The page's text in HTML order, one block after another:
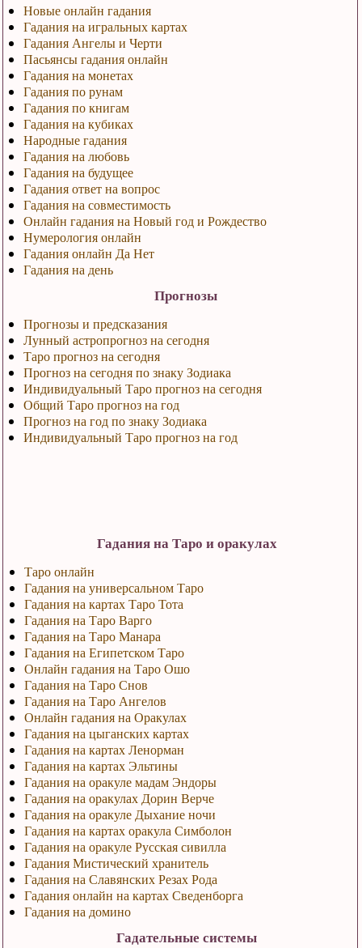
Новые онлайн гадания
Гадания на игральных картах
Гадания Ангелы и Черти
Пасьянсы гадания онлайн
Гадания на монетах
Гадания по рунам
Гадания по книгам
Гадания на кубиках
Народные гадания
Гадания на любовь
Гадания на будущее
Гадания ответ на вопрос
Гадания на совместимость
Онлайн гадания на Новый год и Рождество
Нумерология онлайн
Гадания онлайн Да Нет
Гадания на день
Прогнозы
Прогнозы и предсказания
Лунный астропрогноз на сегодня
Таро прогноз на сегодня
Прогноз на сегодня по знаку Зодиака
Индивидуальный Таро прогноз на сегодня
Общий Таро прогноз на год
Прогноз на год по знаку Зодиака
Индивидуальный Таро прогноз на год
Гадания на Таро и оракулах
Таро онлайн
Гадания на универсальном Таро
Гадания на картах Таро Тота
Гадания на Таро Варго
Гадания на Таро Манара
Гадания на Египетском Таро
Онлайн гадания на Таро Ошо
Гадания на Таро Снов
Гадания на Таро Ангелов
Онлайн гадания на Оракулах
Гадания на цыганских картах
Гадания на картах Ленорман
Гадания на картах Эльтины
Гадания на оракуле мадам Эндоры
Гадания на оракулах Дорин Верче
Гадания на оракуле Дыхание ночи
Гадания на картах оракула Симболон
Гадания на оракуле Русская сивилла
Гадания Мистический хранитель
Гадания на Славянских Резах Рода
Гадания онлайн на картах Сведенборга
Гадания на домино
Гадательные системы